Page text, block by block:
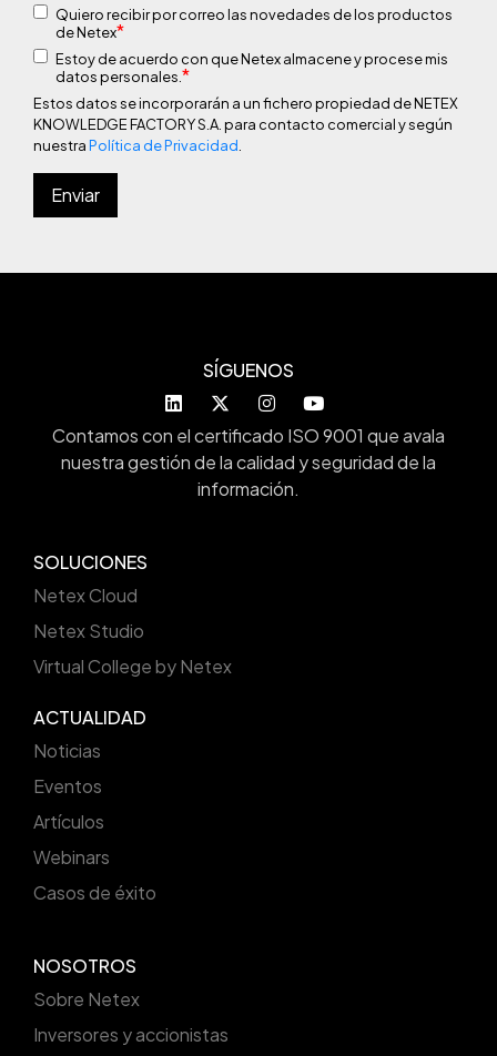
Quiero recibir por correo las novedades de los productos
de Netex*
Estoy de acuerdo con que Netex almacene y procese mis
datos personales.*
Estos datos se incorporarán a un fichero propiedad de NETEX
KNOWLEDGE FACTORY S.A. para contacto comercial y según
nuestraPolítica de Privacidad.
SOLUCIONES
Netex Cloud
Netex Studio
Virtual College by Netex
ACTUALIDAD
Noticias
Eventos
Artículos
Webinars
Casos de éxito
NOSOTROS
Sobre Netex
Inversores y accionistas
SÍGUENOS
Contamos con el certificado ISO 9001 que avala
nuestra gestión de la calidad y seguridad de la
información.